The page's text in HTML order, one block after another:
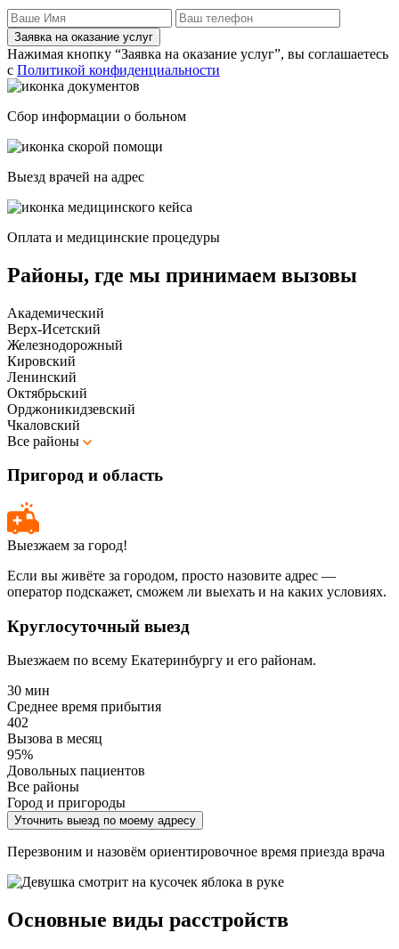
Заявка на оказание услуг
Нажимая кнопку “Заявка на оказание услуг”, вы соглашаетесь
с Политикой конфиденциальности
Сбор информации о больном
Выезд врачей на адрес
Оплата и медицинские процедуры
Районы, где мы принимаем вызовы
Академический
Верх-Исетский
Железнодорожный
Кировский
Ленинский
Октябрьский
Орджоникидзевский
Чкаловский
Все районы
Пригород и область
Выезжаем за город!
Если вы живёте за городом, просто назовите адрес —
оператор подскажет, сможем ли выехать и на каких условиях.
Круглосуточный выезд
Выезжаем по всему Екатеринбургу и его районам.
30 мин
Среднее время прибытия
402
Вызова в месяц
95%
Довольных пациентов
Все районы
Город и пригороды
Уточнить выезд по моему адресу
Перезвоним и назовём ориентировочное время приезда врача
Основные виды расстройств